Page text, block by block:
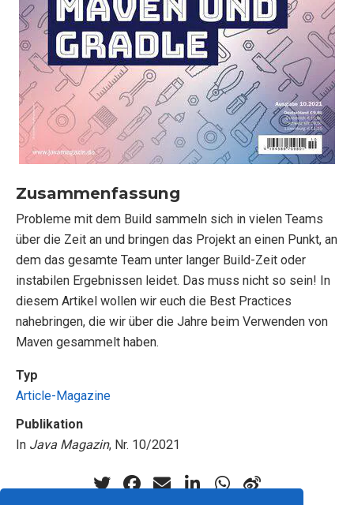
Zusammenfassung
Probleme mit dem Build sammeln sich in vielen Teams
über die Zeit an und bringen das Projekt an einen Punkt, an
dem das gesamte Team unter langer Build-Zeit oder
instabilen Ergebnissen leidet. Das muss nicht so sein! In
diesem Artikel wollen wir euch die Best Practices
nahebringen, die wir über die Jahre beim Verwenden von
Maven gesammelt haben.
Typ
Article-Magazine
Publikation
In Java Magazin, Nr. 10/2021